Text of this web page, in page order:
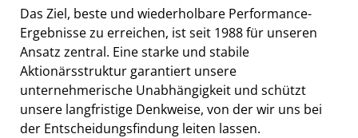
Das Ziel, beste und wiederholbare Performance-
Ergebnisse zu erreichen, ist seit 1988 für unseren
Ansatz zentral. Eine starke und stabile
Aktionärsstruktur garantiert unsere
unternehmerische Unabhängigkeit und schützt
unsere langfristige Denkweise, von der wir uns bei
der Entscheidungsfindung leiten lassen.